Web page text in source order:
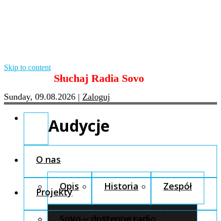
Skip to content
Słuchaj Radia Sovo
Sunday, 09.08.2026 | Zaloguj
O nas
Opis Historia Zespół
Fundacja Pro Cultura
Projekty
SoVo – dostępne radio
Audycje